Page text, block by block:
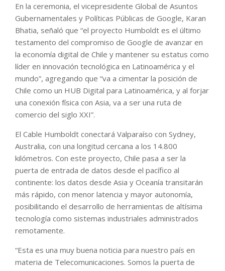
En la ceremonia, el vicepresidente Global de Asuntos
Gubernamentales y Políticas Públicas de Google, Karan
Bhatia, señaló que “el proyecto Humboldt es el último
testamento del compromiso de Google de avanzar en
la economía digital de Chile y mantener su estatus como
líder en innovación tecnológica en Latinoamérica y el
mundo”, agregando que “va a cimentar la posición de
Chile como un HUB Digital para Latinoamérica, y al forjar
una conexión física con Asia, va a ser una ruta de
comercio del siglo XXI”.
El Cable Humboldt conectará Valparaíso con Sydney,
Australia, con una longitud cercana a los 14.800
kilómetros. Con este proyecto, Chile pasa a ser la
puerta de entrada de datos desde el pacífico al
continente: los datos desde Asia y Oceanía transitarán
más rápido, con menor latencia y mayor autonomía,
posibilitando el desarrollo de herramientas de altísima
tecnología como sistemas industriales administrados
remotamente.
“Esta es una muy buena noticia para nuestro país en
materia de Telecomunicaciones. Somos la puerta de